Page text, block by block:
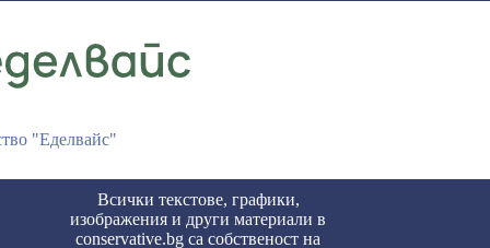
"Еделвайс"
Всички текстове, графики,
изображения и други материали в
conservative.bg са собственост на